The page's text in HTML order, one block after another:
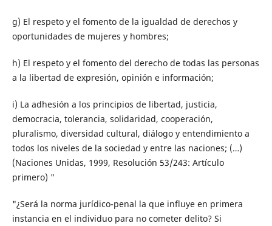
g) El respeto y el fomento de la igualdad de derechos y
oportunidades de mujeres y hombres;
h) El respeto y el fomento del derecho de todas las personas
a la libertad de expresión, opinión e información;
i) La adhesión a los principios de libertad, justicia,
democracia, tolerancia, solidaridad, cooperación,
pluralismo, diversidad cultural, diálogo y entendimiento a
todos los niveles de la sociedad y entre las naciones; (…)
(Naciones Unidas, 1999, Resolución 53/243: Artículo
primero) "
"¿Será la norma jurídico-penal la que influye en primera
instancia en el individuo para no cometer delito? Si